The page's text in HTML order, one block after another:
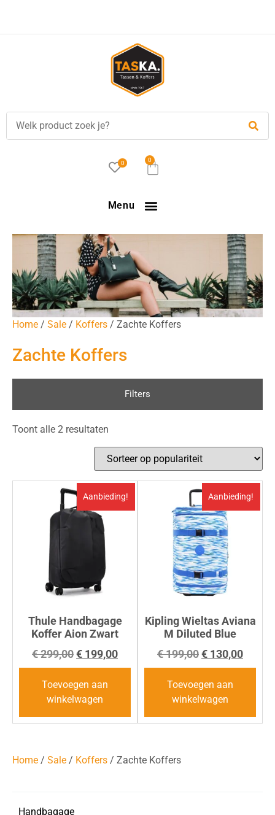
besteld, is vandaag verzonden!
0 0
Menu
Handbagage
Home / Sale / Koffers / Zachte Koffers
Zachte Koffers
Filters
Toont alle 2 resultaten
Aanbieding!
Thule Handbagage
Koffer Aion Zwart
€299,00€ 199,00
Toevoegen aan
winkelwagen
Aanbieding!
Kipling Wieltas Aviana
M Diluted Blue
€199,00€ 130,00
Toevoegen aan
winkelwagen
Home / Sale / Koffers / Zachte Koffers